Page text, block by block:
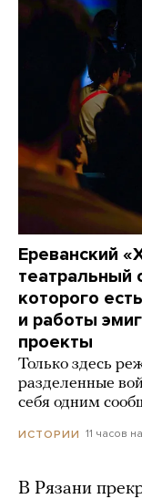
Ереванский
театральный
которого
и работы
проекты
Только здесь
разделенные
себя одним
ИСТОРИИ 11 часов
В Рязани